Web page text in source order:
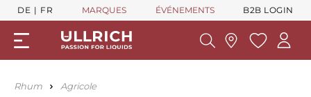
DE FR MARQUES ÉVÉNEMENTS B2B LOGIN
Rhum Agricole